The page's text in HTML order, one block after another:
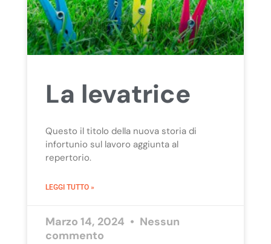
La levatrice
Questo il titolo della nuova storia di
infortunio sul lavoro aggiunta al
repertorio.
LEGGI TUTTO »
Marzo 14, 2024
Nessun
commento